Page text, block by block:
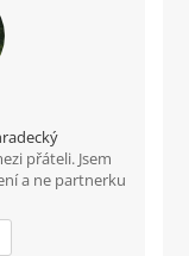
přáteli. Jsem
a ne partnerku